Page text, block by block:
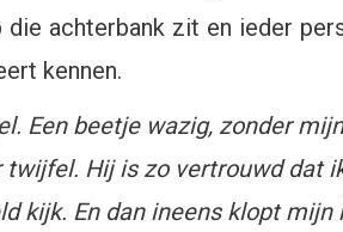
achterbank zit en ieder
kennen.
Een beetje wazig, zonder
twijfel. Hij is zo vertrouwd dat
kijk. En dan ineens klopt